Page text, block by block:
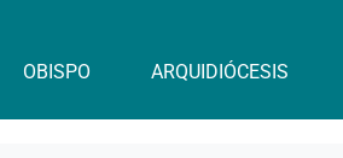
OBISPO ARQUIDIÓCESIS